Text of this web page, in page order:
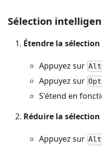
Sélection
Étendre la sélection
Appuyez sur
Appuyez sur
S'étend en
Réduire la sélection
Appuyez sur